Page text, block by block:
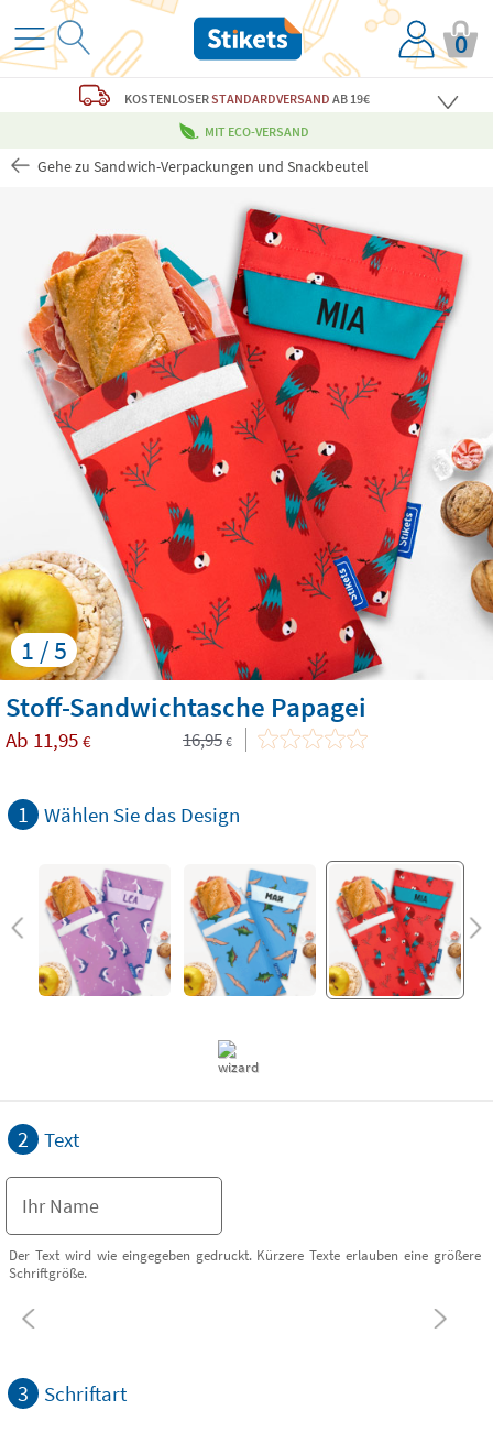
0
KOSTENLOSERSTANDARDVERSAND AB 19€
MIT ECO-VERSAND
Gehe zu Sandwich-Verpackungen und Snackbeutel
1 / 5
Stoff-Sandwichtasche Papagei
Ab 11,95 € 16,95 €
1 Wählen Sie das Design
2 Text
Der Text wird wie eingegeben gedruckt. Kürzere Texte erlauben eine größere
Schriftgröße.
3 Schriftart